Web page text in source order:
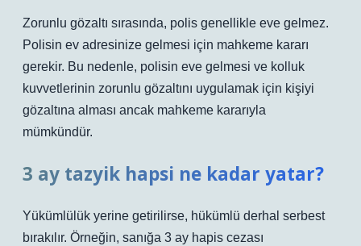
Zorunlu gözaltı sırasında, polis genellikle eve gelmez.
Polisin ev adresinize gelmesi için mahkeme kararı
gerekir. Bu nedenle, polisin eve gelmesi ve kolluk
kuvvetlerinin zorunlu gözaltını uygulamak için kişiyi
gözaltına alması ancak mahkeme kararıyla
mümkündür.
3 ay tazyik hapsi ne kadar yatar?
Yükümlülük yerine getirilirse, hükümlü derhal serbest
bırakılır. Örneğin, sanığa 3 ay hapis cezası